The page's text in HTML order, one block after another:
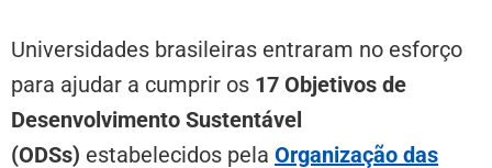
Universidades brasileiras entraram no esforço
para ajudar a cumprir os 17 Objetivos de
Desenvolvimento Sustentável
(ODSs) estabelecidos pela Organização das